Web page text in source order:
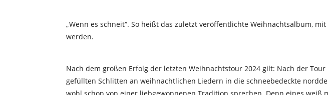
„Wenn es schneit“. So heißt das zuletzt veröffentlichte Weihnachtsalbum,
werden.
Nach dem großen Erfolg der letzten Weihnachtstour 2024 gilt: Nach der
gefüllten Schlitten an weihnachtlichen Liedern in die schneebedeckte